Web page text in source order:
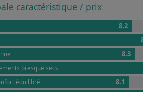
caractéristique / prix
8.2
8.3
presque secs
équilibré 8.1